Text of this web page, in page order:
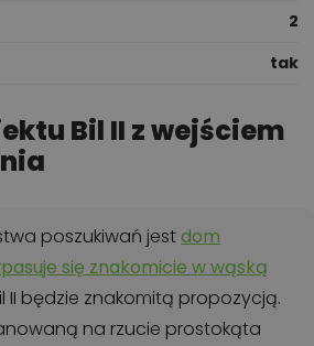
2
tak
Bil II z wejściem
poszukiwań jestdom
się znakomicie w wąską
II będzie znakomitą propozycją.
na rzucie prostokąta